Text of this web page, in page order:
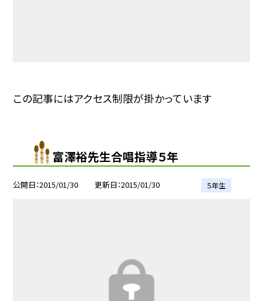
この記事にはアクセス制限が掛かっています
富澤裕先生合唱指導５年
公開日 2015/01/30 更新日 2015/01/30 ５年生